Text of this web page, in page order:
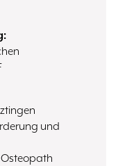
und